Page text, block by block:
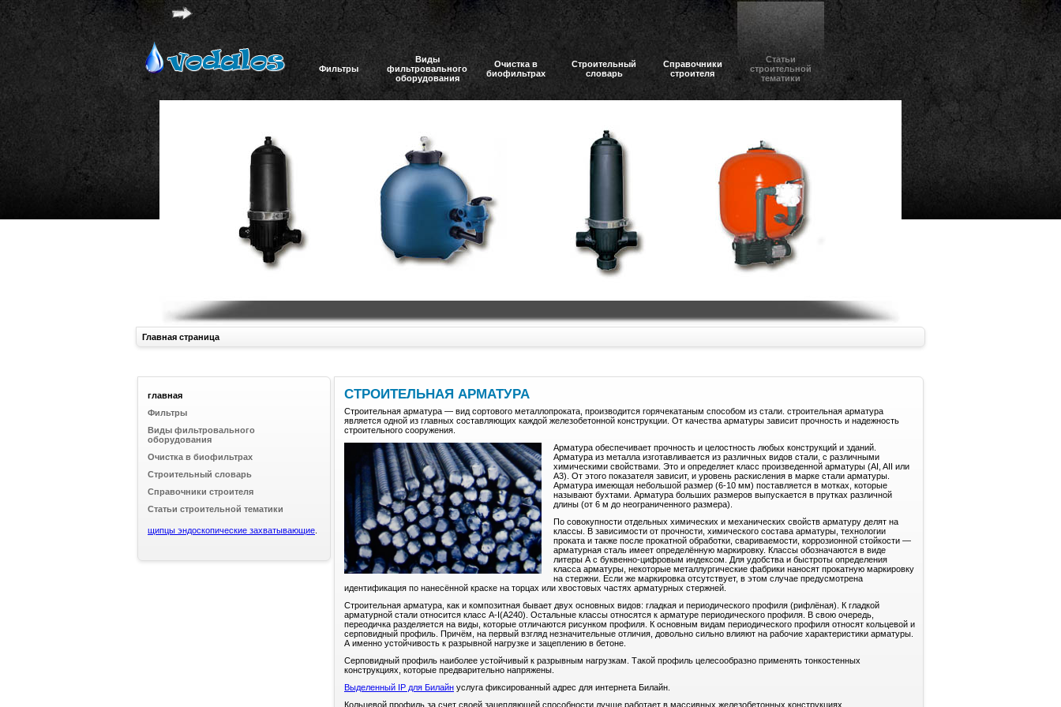
Фильтры
Виды
фильтровального
оборудования
Очистка в
биофильтрах
Строительный
словарь
Справочники
строителя
Статьи
строительной
тематики
Главная страница
СТРОИТЕЛЬНАЯ АРМАТУРА
Строительная арматура — вид сортового металлопроката, производится горячекатаным способом из стали. строительная арматура
является одной из главных составляющих каждой железобетонной конструкции. От качества арматуры зависит прочность и надежность
строительного сооружения.
Арматура обеспечивает прочность и целостность любых конструкций и зданий.
Арматура из металла изготавливается из различных видов стали, с различными
химическими свойствами. Это и определяет класс произведенной арматуры (AI, AII или
A3). От этого показателя зависит, и уровень раскисления в марке стали арматуры.
Арматура имеющая небольшой размер (6-10 мм) поставляется в мотках, которые
называют бухтами. Арматура больших размеров выпускается в прутках различной
длины (от 6 м до неограниченного размера).
По совокупности отдельных химических и механических свойств арматуру делят на
классы. В зависимости от прочности, химического состава арматуры, технологии
проката и также после прокатной обработки, свариваемости, коррозионной стойкости —
арматурная сталь имеет определённую маркировку. Классы обозначаются в виде
литеры А с буквенно-цифровым индексом. Для удобства и быстроты определения
класса арматуры, некоторые металлургические фабрики наносят прокатную маркировку
на стержни. Если же маркировка отсутствует, в этом случае предусмотрена
идентификация по нанесённой краске на торцах или хвостовых частях арматурных стержней.
Строительная арматура, как и композитная бывает двух основных видов: гладкая и периодического профиля (рифлёная). К гладкой
арматурной стали относится класс А-I(А240). Остальные классы относятся к арматуре периодического профиля. В свою очередь,
переодичка разделяется на виды, которые отличаются рисунком профиля. К основным видам периодического профиля относят кольцевой и
серповидный профиль. Причём, на первый взгляд незначительные отличия, довольно сильно влияют на рабочие характеристики арматуры.
А именно устойчивость к разрывной нагрузке и зацеплению в бетоне.
Серповидный профиль наиболее устойчивый к разрывным нагрузкам. Такой профиль целесообразно применять тонкостенных
конструкциях, которые предварительно напряжены.
Выделенный IP для Билайн услуга фиксированный адрес для интернета Билайн.
Кольцевой профиль за счет своей зацепляющей способности лучше работает в массивных железобетонных конструкциях.
главная
Фильтры
Виды фильтровального
оборудования
Очистка в биофильтрах
Строительный словарь
Справочники строителя
Статьи строительной тематики
щипцы эндоскопические захватывающие